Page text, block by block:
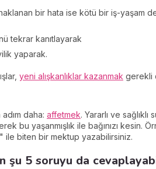
bir hata ise kötü bir iş-yaşam
tekrar kanıtlayarak
yaparak.
yeni alışkanlıklar kazanmak gerekli
daha: affetmek. Yararlı ve
bu yaşanmışlık ile bağınızı kesin.
biten bir mektup yazabilirsiniz.
şu 5 soruyu da